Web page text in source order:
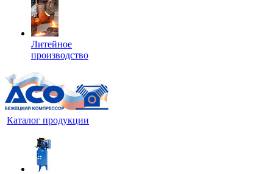
Литейное
производство
Каталог продукции